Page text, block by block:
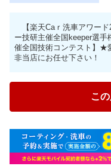
【楽天Caｒ洗車アワー
ー技研主催全国keeper選
催全国技術コンテスト】★
非当店にお任せ下さい！
こ